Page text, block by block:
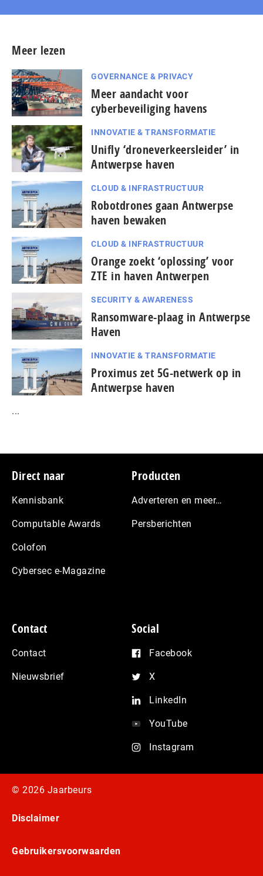
Meer lezen
GOVERNANCE & PRIVACY
Meer aandacht voor
cyberbeveiliging havens
INNOVATIE & TRANSFORMATIE
Unifly ‘droneverkeersleider’ in
Antwerpse haven
CLOUD & INFRASTRUCTUUR
Robotdrones gaan Antwerpse
haven bewaken
CLOUD & INFRASTRUCTUUR
Orange zoekt ‘oplossing’ voor
ZTE in haven Antwerpen
SECURITY & AWARENESS
Ransomware-plaag in Antwerpse
Haven
INNOVATIE & TRANSFORMATIE
Proximus zet 5G-netwerk op in
Antwerpse haven
...
Footer
Direct naar
Kennisbank
Computable Awards
Colofon
Cybersec e-Magazine
Producten
Adverteren en meer…
Persberichten
Contact
Contact
Nieuwsbrief
Social
Facebook
X
LinkedIn
YouTube
Instagram
© 2026 Jaarbeurs
Disclaimer
Gebruikersvoorwaarden